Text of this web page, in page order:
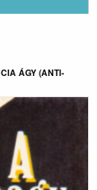
ÁGY (ANTI-